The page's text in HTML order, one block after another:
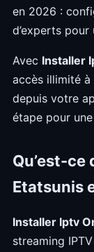
en 2026 :
d’experts
Avec Installer
accès illimité
depuis votre
étape pour
Qu’est-ce
Etatsunis
Installer Iptv
streaming